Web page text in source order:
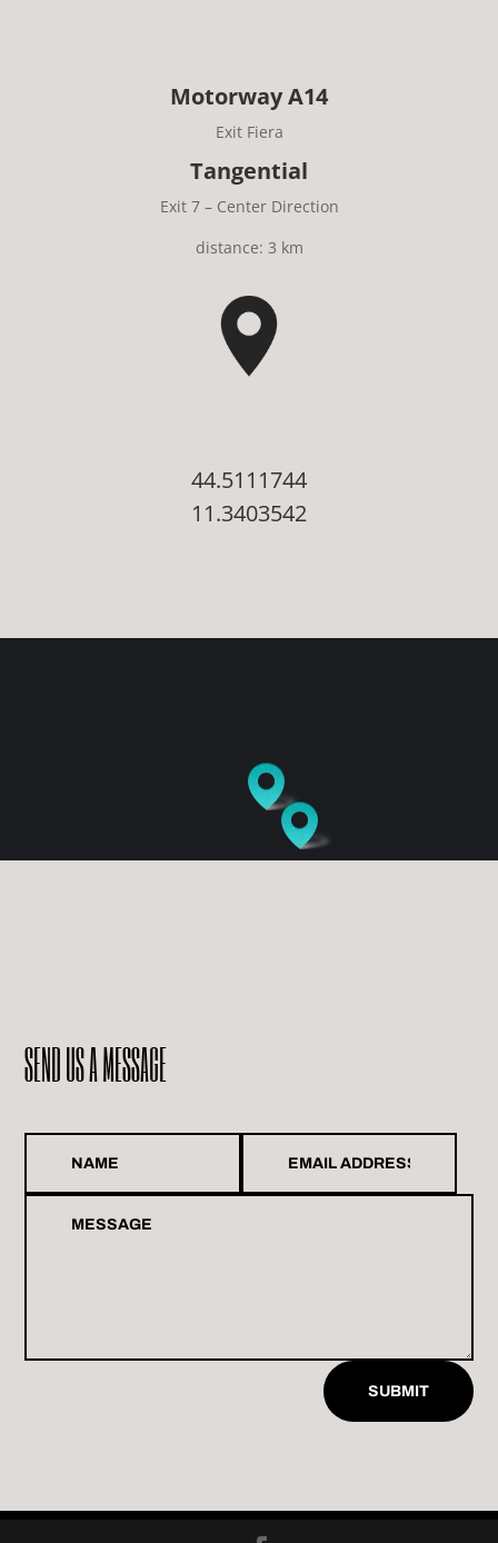
Motorway A14
Exit Fiera
Tangential
Exit 7 – Center Direction
distance: 3 km
44.5111744
11.3403542
SEND US A MESSAGE
SUBMIT